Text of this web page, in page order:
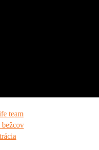
team​​
bežcov​​